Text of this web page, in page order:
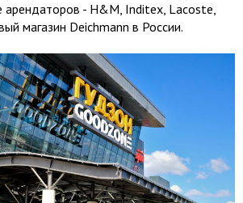
арендаторов - H&M, Inditex, Lacoste,
магазин Deichmann в России.